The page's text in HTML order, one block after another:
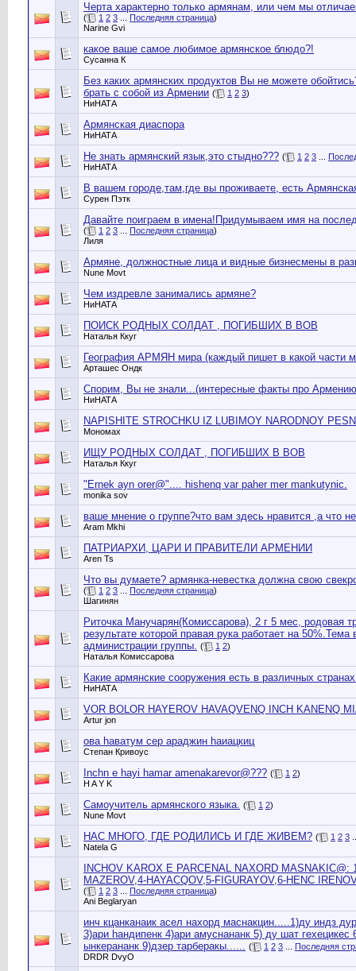
Черта характерно только армянам, или чем мы
( 1 2 3 Последняя страница)
Narine Gvi
какое ваше самое любимое армянское блюдо?!
Сусанна К
Без каких армянских продуктов Вы не можете
брать с собой из Армении ( 1 2 3)
НиНАТА
Армянская диаспора
НиНАТА
Не знать армянский язык,это стыдно??? ( 1 2 3
НиНАТА
В вашем городе,там,где вы проживаете, есть
Сурен Пэтк
Давайте поиграем в имена!Придумываем имя на
( 1 2 3 Последняя страница)
Лиля
Армяне, должностные лица и видные бизнесмены в
Nune Movt
Чем издревле занимались армяне?
НиНАТА
ПОИСК РОДНЫХ СОЛДАТ , ПОГИБШИХ В ВОВ
Наталья Ккуг
География АРМЯН мира (каждый пишет в какой части
Арташес Ондк
Спорим, Вы не знали...(интересные факты про
НиНАТА
NAPISHITE STROCHKU IZ LUBIMOY NARODNOY
Мономах
ИЩУ РОДНЫХ СОЛДАТ , ПОГИБШИХ В ВОВ
Наталья Ккуг
"Ernek ayn orer@".... hishenq var paher mer mankutynic.
monika sov
ваше мнение о группе?что вам здесь нравится ,а что
Aram Mkhi
ПАТРИАРХИ, ЦАРИ И ПРАВИТЕЛИ АРМЕНИИ
Aren Ts
Что вы думаете? армянка-невестка должна свою
( 1 2 3 Последняя страница)
Шагинян
Риточка Манучарян(Комиссарова), 2 г 5 мес, родовая
результате которой правая рука работает на
администрации группы. ( 1 2)
Наталья Комиссарова
Какие армянские сооружения есть в различных
НиНАТА
VOR BOLOR HAYEROV HAVAQVENQ INCH KANENQ
Artur jon
ова hаватум сер араджин hаиацкиц
Cтепан Кривоус
Inchn e hayi hamar amenakarevor@??? ( 1 2)
H A Y K
Самоучитель армянского языка. ( 1 2)
Nune Movt
НАС МНОГО, ГДЕ РОДИЛИСЬ И ГДЕ ЖИВЕМ? ( 1 2 3
Natela G
INCHOV KAROX E PARCENAL NAXORD MASNAKIC@:
MAZEROV,4-HAYACQOV,5-FIGURAYOV,6-HENC
( 1 2 3 Последняя страница)
Ani Beglaryan
инч кцанканаик асел нахорд маснакцин.....1)ду индз
3)ари hандипенк 4)ари амуснананк 5) ду шат гехецикес
ынкерананк 9)дзер тарберакы...... ( 1 2 3
Последняя
DRDR DvyО